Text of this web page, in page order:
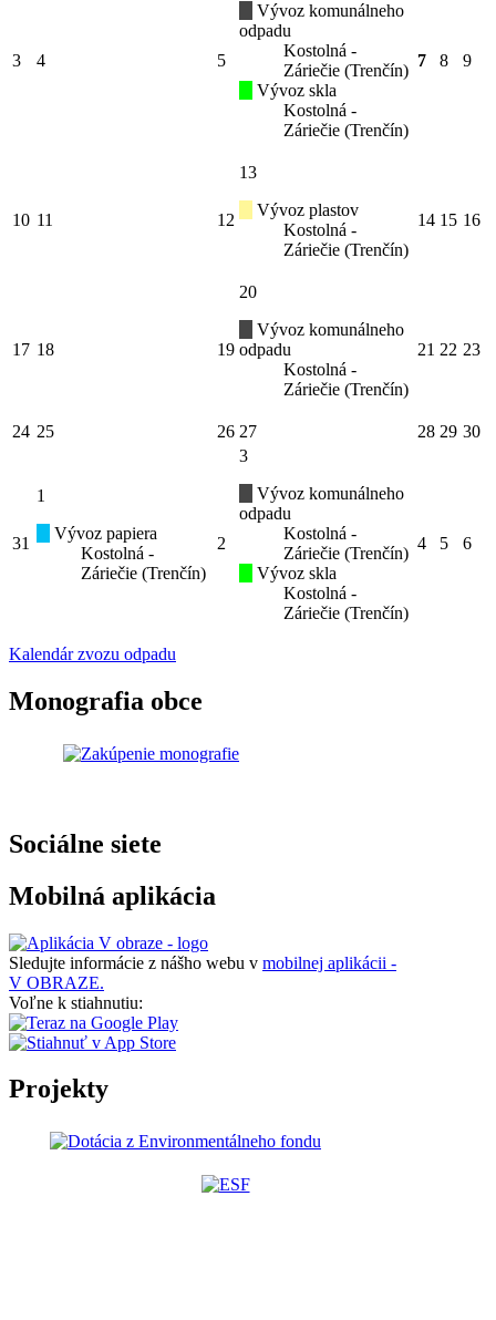
3 4 5
Vývoz komunálneho
odpadu
Kostolná -
Záriečie (Trenčín)
Vývoz skla
Kostolná -
Záriečie (Trenčín)
7 8 9
10 11 12
13
Vývoz plastov
Kostolná -
Záriečie (Trenčín)
14 15 16
17 18 19
20
Vývoz komunálneho
odpadu
Kostolná -
Záriečie (Trenčín)
21 22 23
24 25 26 27 28 29 30
31
1
Vývoz papiera
Kostolná -
Záriečie (Trenčín)
2
3
Vývoz komunálneho
odpadu
Kostolná -
Záriečie (Trenčín)
Vývoz skla
Kostolná -
Záriečie (Trenčín)
4 5 6
Kalendár zvozu odpadu
Monografia obce
Sociálne siete
Mobilná aplikácia
Sledujte informácie z nášho webu v mobilnej aplikácii -
V OBRAZE.
Voľne k stiahnutiu:
Projekty